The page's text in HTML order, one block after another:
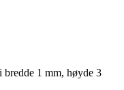
1 mm, høyde 3